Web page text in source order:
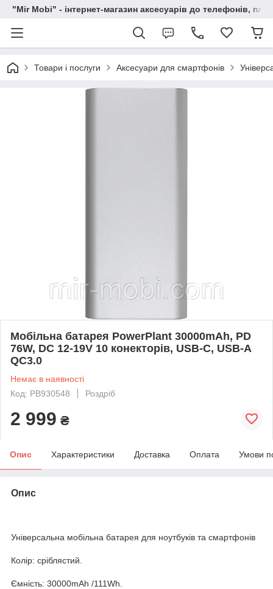
"Mir Mobi" - інтернет-магазин аксесуарів до телефонів,
Товари і послуги Аксесуари для смартфонів
Мобільна батарея PowerPlant 30000mAh, PD
76W, DC 12-19V 10 конекторів, USB-C, USB-A
QC3.0
Немає в наявності
Код: PB930548
Роздріб
2 999 ₴
Опис Характеристики Доставка Оплата Умови
Опис
Універсальна мобільна батарея для ноутбуків та смартфонів
Колір: сріблястий.
Ємність: 30000mAh /111Wh.